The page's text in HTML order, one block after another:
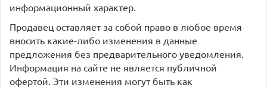
информационный характер.
Продавец оставляет за собой право в любое время
вносить какие-либо изменения в данные
предложения без предварительного уведомления.
Информация на сайте не является публичной
офертой. Эти изменения могут быть как